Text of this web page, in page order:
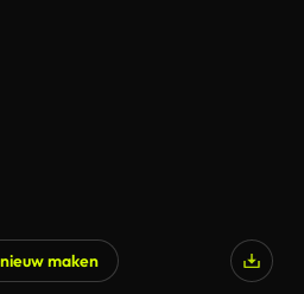
maken